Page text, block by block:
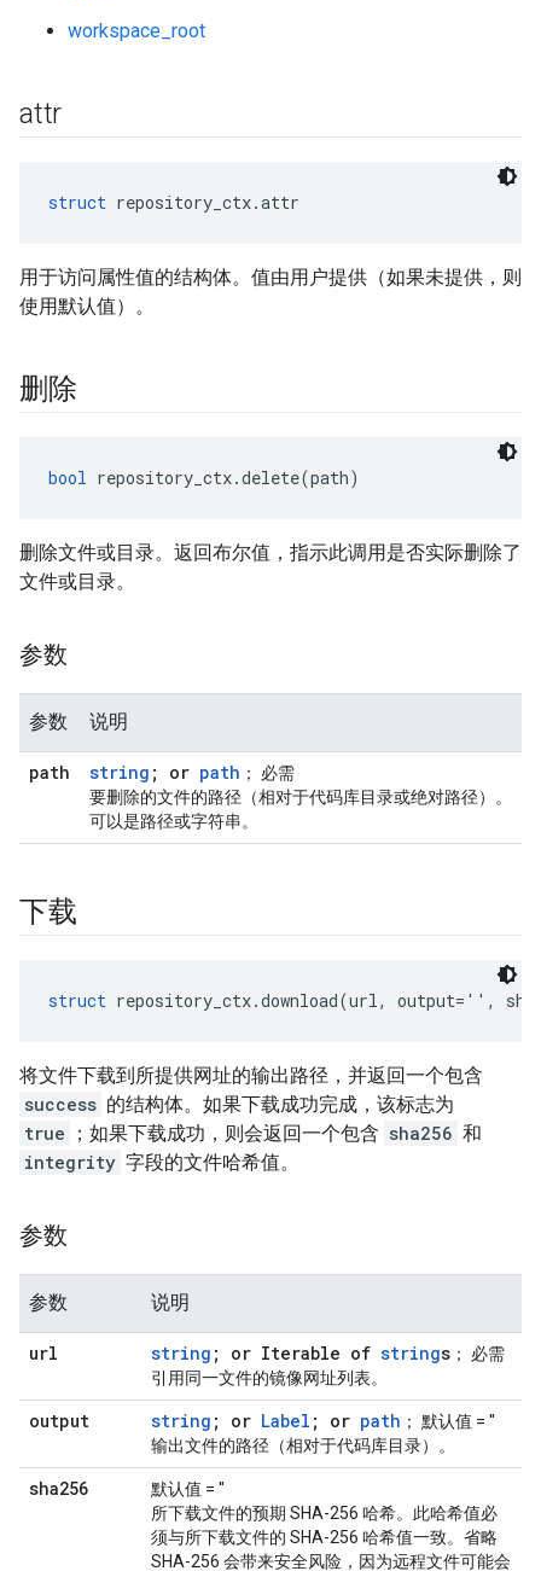
workspace_root
attr
struct repository_ctx.attr
用于访问属性值的结构体。值由用户提供（如果未提供，则
使用默认值）。
删除
bool repository_ctx.delete(path)
删除文件或目录。返回布尔值，指示此调用是否实际删除了
文件或目录。
参数
参数 说明
path string ; or path ； 必需
要删除的文件的路径（相对于代码库目录或绝对路径）。
可以是路径或字符串。
下载
struct repository_ctx.download(url, output='',
将文件下载到所提供网址的输出路径，并返回一个包含
success 的结构体。如果下载成功完成，该标志为
true
；如果下载成功，则会返回一个包含 sha256 和
integrity 字段的文件哈希值。
参数
参数 说明
url string ; or Iterable of strings ； 必需
引用同一文件的镜像网址列表。
output string ; or Label ; or path ； 默认值 = ''
输出文件的路径（相对于代码库目录）。
sha256
默认值 = ''
所下载文件的预期 SHA-256 哈希。此哈希值必
须与所下载文件的 SHA-256 哈希值一致。省略
SHA-256 会带来安全风险，因为远程文件可能会